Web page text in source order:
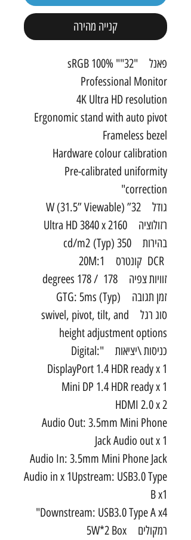
קנייה מהירה
פאנל "32"" 100% sRGB
Professional Monitor
4K Ultra HD resolution
Ergonomic stand with auto pivot
Frameless bezel
Hardware colour calibration
Pre-calibrated uniformity
correction"
גודל 32” W (31.5” Viewable)
רזולוציה Ultra HD 3840 x 2160
בהירות 350 cd/m2 (Typ)
זוויות צפיה 178 / 178 degrees
זמן תגובה GTG: 5ms (Typ)
סוג רגל swivel, pivot, tilt, and
height adjustment options
כניסות \יציאות "Digital:
DisplayPort 1.4 HDR ready x 1
Mini DP 1.4 HDR ready x 1
HDMI 2.0 x 2
Audio Out: 3.5mm Mini Phone
Jack Audio out x 1
Audio In: 3.5mm Mini Phone Jack
Audio in x 1Upstream: USB3.0 Type
B x1
Downstream: USB3.0 Type A x4"
רמקולים 5W*2 Box